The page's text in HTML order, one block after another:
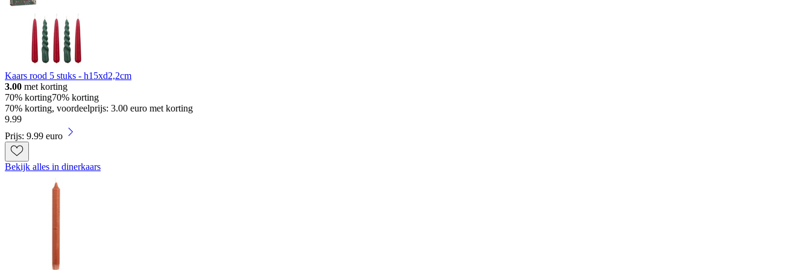
Kaars rood 5 stuks - h15xd2,2cm
3.00 met korting
70% korting70% korting
70% korting, voordeelprijs: 3.00 euro met korting
9.99
Prijs: 9.99 euro
Bekijk alles in dinerkaars